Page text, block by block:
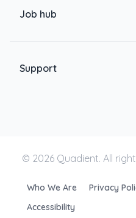
Job hub
Support
© 2026 Quadient. All
Who We Are Privacy
Accessibility